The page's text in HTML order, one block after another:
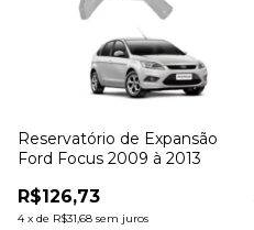
Reservatório de Expansão
Ford Focus 2009 à 2013
R$126,73
4 x de R$31,68 sem juros